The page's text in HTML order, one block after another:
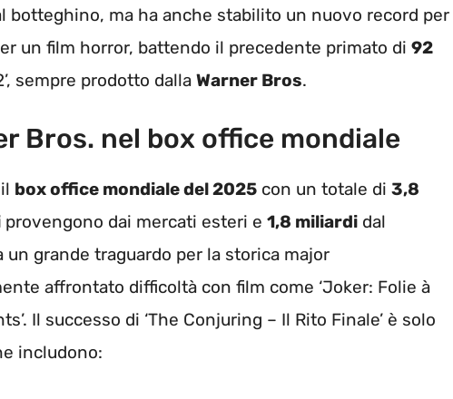
botteghino, ma ha anche stabilito un nuovo record per
un film horror, battendo il precedente primato di 92
sempre prodotto dalla Warner Bros.
Bros. nel box office mondiale
box office mondiale del 2025 con un totale di 3,8
provengono dai mercati esteri e 1,8 miliardi dal
grande traguardo per la storica major
affrontato difficoltà con film come ‘Joker: Folie à
Il successo di ‘The Conjuring – Il Rito Finale’ è solo
includono: